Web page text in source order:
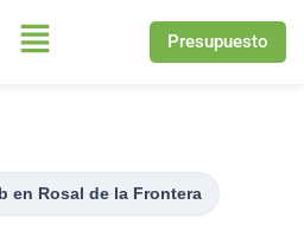
Presupuesto
en Rosal de la Frontera